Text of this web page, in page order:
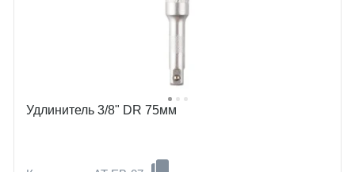
Удлинитель 3/8" DR 75мм